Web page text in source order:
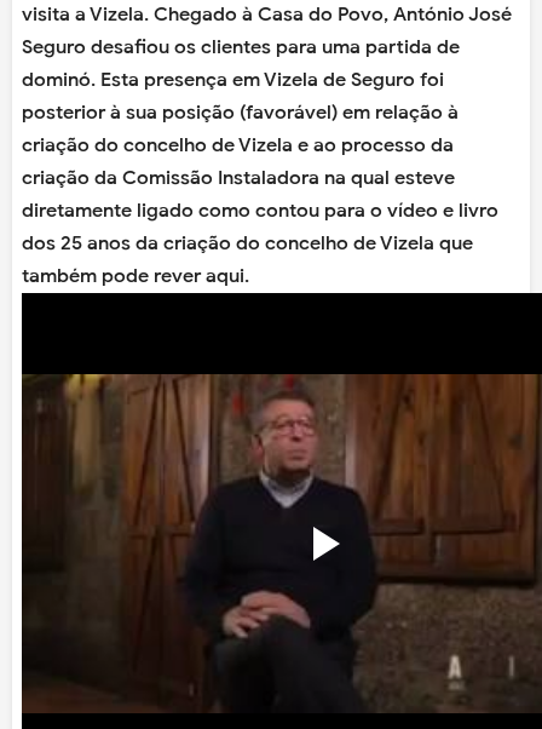
visita a Vizela. Chegado à Casa do Povo, António José
Seguro desafiou os clientes para uma partida de
dominó. Esta presença em Vizela de Seguro foi
posterior à sua posição (favorável) em relação à
criação do concelho de Vizela e ao processo da
criação da Comissão Instaladora na qual esteve
diretamente ligado como contou para o vídeo e livro
dos 25 anos da criação do concelho de Vizela que
também pode rever aqui.